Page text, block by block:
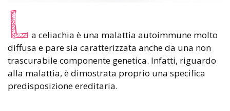
L a celiachia è una malattia autoimmune molto
diffusa e pare sia caratterizzata anche da una non
trascurabile componente genetica. Infatti, riguardo
alla malattia, è dimostrata proprio una specifica
predisposizione ereditaria.